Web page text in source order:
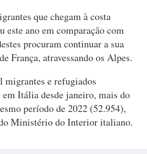
que chegam à costa
este ano em comparação com
procuram continuar a sua
França, atravessando os Alpes.
e refugiados
em Itália desde janeiro, mais do
período de 2022 (52.954),
Ministério do Interior italiano.